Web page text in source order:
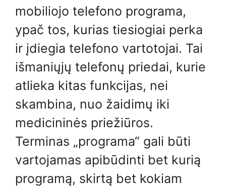
mobiliojo telefono programa,
ypač tos, kurias tiesiogiai perka
ir įdiegia telefono vartotojai. Tai
išmaniųjų telefonų priedai, kurie
atlieka kitas funkcijas, nei
skambina, nuo žaidimų iki
medicininės priežiūros.
Terminas „programa“ gali būti
vartojamas apibūdinti bet kurią
programą, skirtą bet kokiam